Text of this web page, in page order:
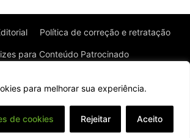
para melhorar sua experiência.
de cookies Rejeitar Aceito
Política de correção e retratação
para Conteúdo Patrocinado